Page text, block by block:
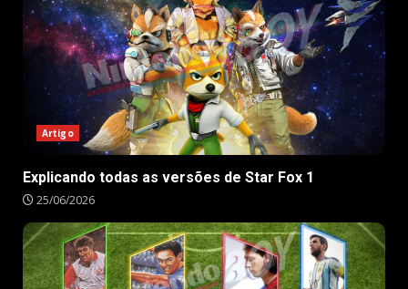
Artigo
Explicando todas as versões de Star Fox 1
25/06/2026